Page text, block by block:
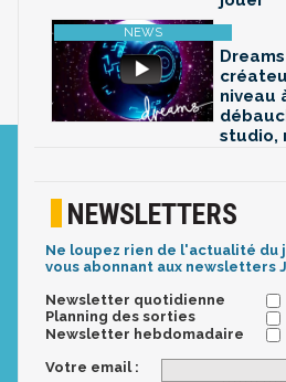
niveau
studio,
NEWSLETTERS
Ne loupez rien de l'actualité du
vous abonnant aux newsletters
Newsletter quotidienne
Planning des sorties
Newsletter hebdomadaire
Votre email :